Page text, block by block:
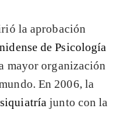
la aprobación
de Psicología
mayor organización
En 2006, la
junto con la